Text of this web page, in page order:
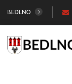
BEDLNO